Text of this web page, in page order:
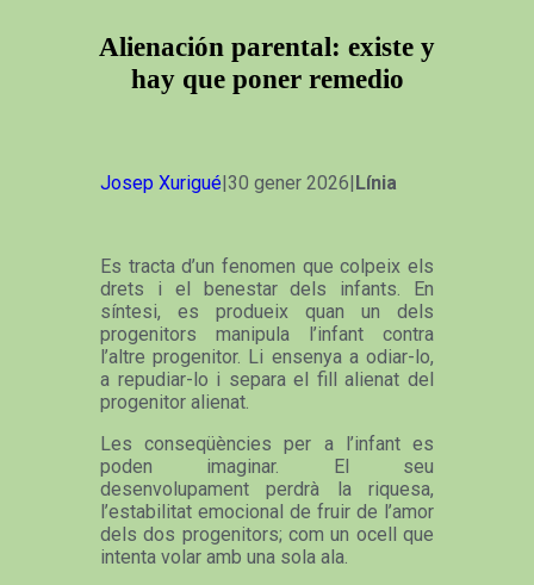
Alienación parental: existe y
hay que poner remedio
Josep Xurigué|30 gener 2026|Línia
Es tracta d’un fenomen que colpeix els
drets i el benestar dels infants. En
síntesi, es produeix quan un dels
progenitors manipula l’infant contra
l’altre progenitor. Li ensenya a odiar-lo,
a repudiar-lo i separa el fill alienat del
progenitor alienat.
Les conseqüències per a l’infant es
poden imaginar. El seu
desenvolupament perdrà la riquesa,
l’estabilitat emocional de fruir de l’amor
dels dos progenitors; com un ocell que
intenta volar amb una sola ala.